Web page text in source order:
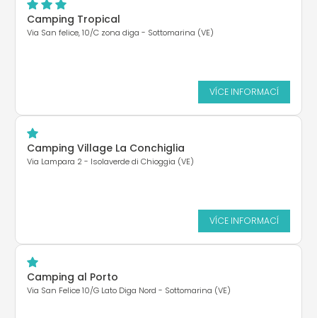
Camping Tropical
Via San felice, 10/C zona diga - Sottomarina (VE)
VÍCE INFORMACÍ
Camping Village La Conchiglia
Via Lampara 2 - Isolaverde di Chioggia (VE)
VÍCE INFORMACÍ
Camping al Porto
Via San Felice 10/G Lato Diga Nord - Sottomarina (VE)